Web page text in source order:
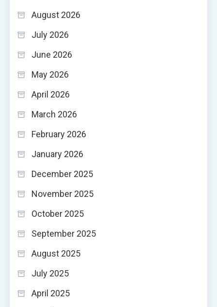
August 2026
July 2026
June 2026
May 2026
April 2026
March 2026
February 2026
January 2026
December 2025
November 2025
October 2025
September 2025
August 2025
July 2025
April 2025